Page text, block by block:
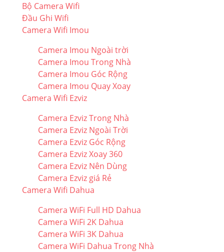
Bộ Camera Wifi
Đầu Ghi Wifi
Camera Wifi Imou
Camera Imou Ngoài trời
Camera Imou Trong Nhà
Camera Imou Góc Rộng
Camera Imou Quay Xoay
Camera Wifi Ezviz
Camera Ezviz Trong Nhà
Camera Ezviz Ngoài Trời
Camera Ezviz Góc Rộng
Camera Ezviz Xoay 360
Camera Ezviz Nên Dùng
Camera Ezviz giá Rẻ
Camera Wifi Dahua
Camera WiFi Full HD Dahua
Camera WiFi 2K Dahua
Camera WiFi 3K Dahua
Camera WiFi Dahua Trong Nhà